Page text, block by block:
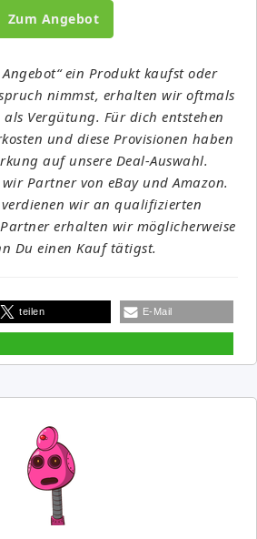
Zum Angebot
ein Produkt kaufst oder
nimmst, erhalten wir oftmals
Vergütung. Für dich entstehen
und diese Provisionen haben
auf unsere Deal-Auswahl.
Partner von eBay und Amazon.
wir an qualifizierten
erhalten wir möglicherweise
Du einen Kauf tätigst.
teilen E-Mail